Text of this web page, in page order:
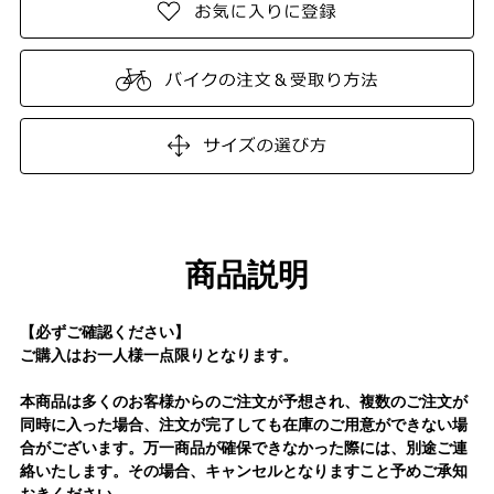
商品説明
【必ずご確認ください】
ご購入はお一人様一点限りとなります。
本商品は多くのお客様からのご注文が予想され、複数のご注文が
同時に入った場合、注文が完了しても在庫のご用意ができない場
合がございます。万一商品が確保できなかった際には、別途ご連
絡いたします。その場合、キャンセルとなりますこと予めご承知